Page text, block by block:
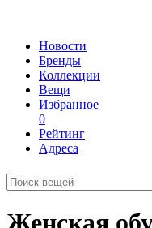
Новости
Бренды
Коллекции
Вещи
Избранное
0
Рейтинг
Адреса